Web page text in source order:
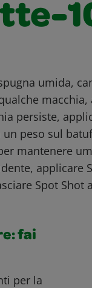
umida,
persiste,
peso sul
mantenere
applicare
Spot Shot
fai
per la